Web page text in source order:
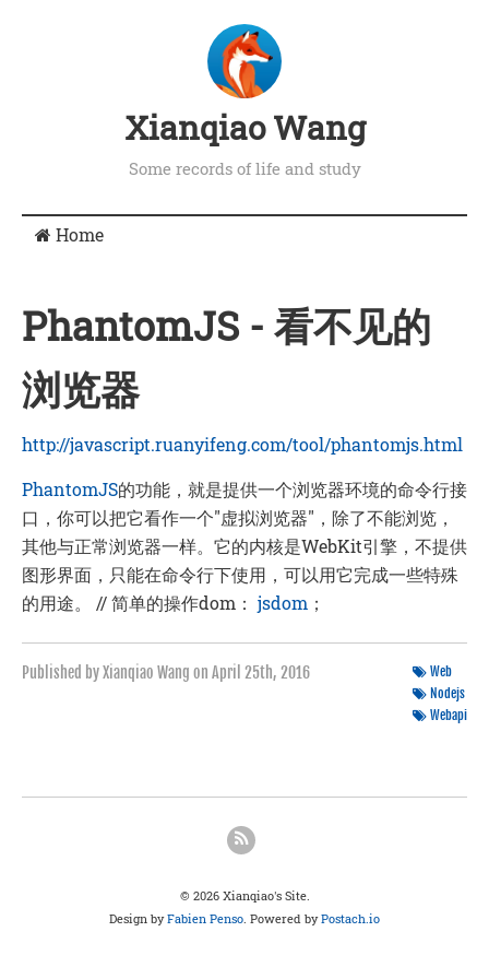
Xianqiao Wang
Some records of life and study
Home
PhantomJS - 看不见的
浏览器
http://javascript.ruanyifeng.com/tool/phantomjs.html
PhantomJS的功能，就是提供一个浏览器环境的命令行接
口，你可以把它看作一个"虚拟浏览器"，除了不能浏览，
其他与正常浏览器一样。它的内核是WebKit引擎，不提供
图形界面，只能在命令行下使用，可以用它完成一些特殊
的用途。 // 简单的操作dom： jsdom ；
Published by Xianqiao Wang on April 25th, 2016
Web
Nodejs
Webapi
© 2026 Xianqiao's Site.
Design byFabien Penso. Powered byPostach.io